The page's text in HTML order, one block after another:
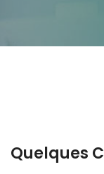
Quelques